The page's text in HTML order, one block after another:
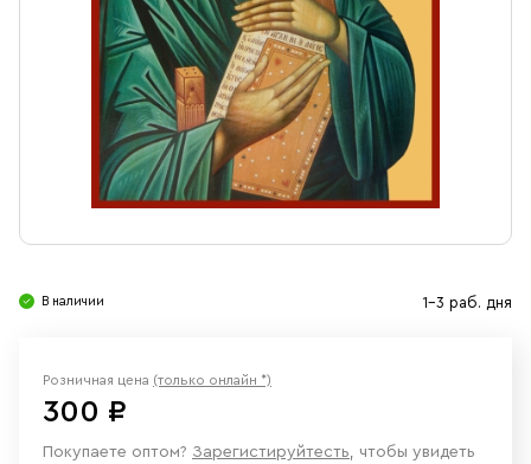
Ювелирные изделия
В наличии 1-3 раб. дня
Розничная цена (только онлайн *)
300 ₽
Покупаете оптом? Зарегистируйтесть, чтобы увидеть